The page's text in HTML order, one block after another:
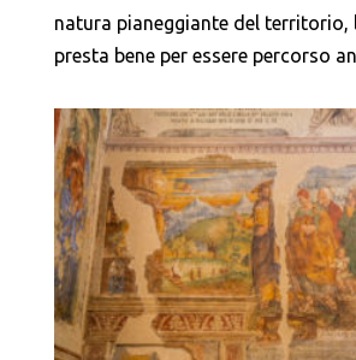
natura pianeggiante del territorio,
presta bene per essere percorso